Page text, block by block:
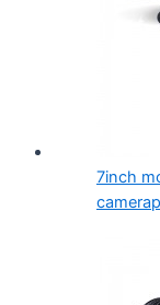
7inch